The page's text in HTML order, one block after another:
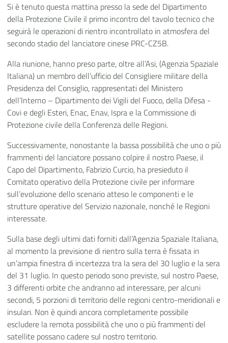
Si è tenuto questa mattina presso la sede del Dipartimento
della Protezione Civile il primo incontro del tavolo tecnico che
seguirà le operazioni di rientro incontrollato in atmosfera del
secondo stadio del lanciatore cinese PRC-CZ5B.
Alla riunione, hanno preso parte, oltre all’Asi, (Agenzia Spaziale
Italiana) un membro dell’ufficio del Consigliere militare della
Presidenza del Consiglio, rappresentati del Ministero
dell’Interno – Dipartimento dei Vigili del Fuoco, della Difesa -
Covi e degli Esteri, Enac, Enav, Ispra e la Commissione di
Protezione civile della Conferenza delle Regioni.
Successivamente, nonostante la bassa possibilità che uno o più
frammenti del lanciatore possano colpire il nostro Paese, il
Capo del Dipartimento, Fabrizio Curcio, ha presieduto il
Comitato operativo della Protezione civile per informare
sull’evoluzione dello scenario atteso le componenti e le
strutture operative del Servizio nazionale, nonché le Regioni
interessate.
Sulla base degli ultimi dati forniti dall’Agenzia Spaziale Italiana,
al momento la previsione di rientro sulla terra è fissata in
un’ampia finestra di incertezza tra la sera del 30 luglio e la sera
del 31 luglio. In questo periodo sono previste, sul nostro Paese,
3 differenti orbite che andranno ad interessare, per alcuni
secondi, 5 porzioni di territorio delle regioni centro-meridionali e
insulari. Non è quindi ancora completamente possibile
escludere la remota possibilità che uno o più frammenti del
satellite possano cadere sul nostro territorio.